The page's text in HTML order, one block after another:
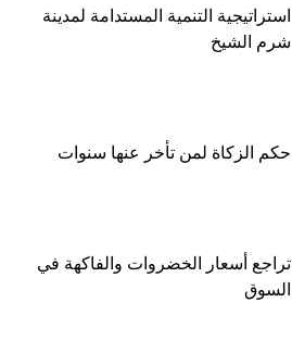
استراتيجية التنمية المستدامة لمدينة
شرم الشيخ
حكم الزكاة لمن تأخر عنها سنوات
تراجع أسعار الخضروات والفاكهة في
السوق